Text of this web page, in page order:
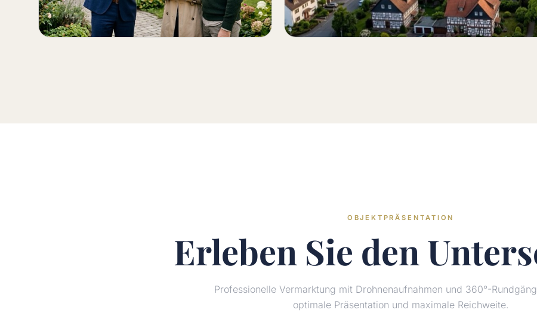
OBJEKTPRÄSENTATION
Erleben Sie den
Professionelle Vermarktung mit Drohnenaufnahmen und 360°-
optimale Präsentation und maximale Reichweite.